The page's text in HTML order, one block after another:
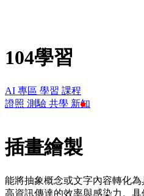
104學習
AI 專區 學習 課程
證照 測驗 共學 新知
插畫繪製
能將抽象概念或文字內容轉化
高資訊傳達的效率與感染力。